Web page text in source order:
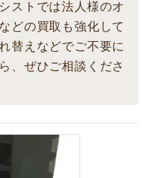
ストでは法人様のオ
どの買取も強化して
替えなどでご不要に
、ぜひご相談くださ